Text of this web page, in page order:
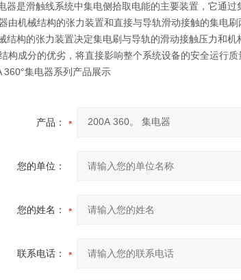
器是滑触线系统中集电侧拾取电能的主要装置，它通过
由机械结构的张力装置和直接与导轨滑动接触的集电刷
结构的张力装置决定集电刷与导轨的滑动接触压力和
构成分的优劣，将直接影响整个系统设备的安全运行质
360°集电器系列产品展示
产品：
您的单位：
您的姓名：
联系电话：